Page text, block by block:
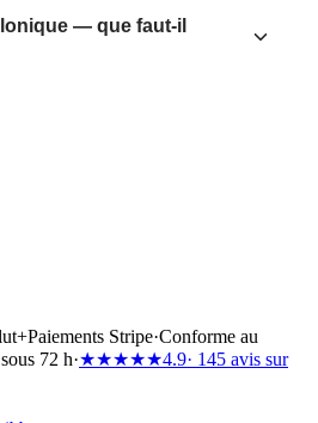
— que faut-il
+Paiements Stripe·Conforme au
72 h·★★★★★4.9· 145 avis sur